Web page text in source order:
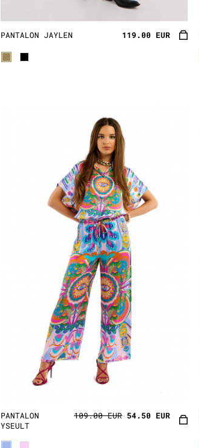
PANTALON JAYLEN 119.00 EUR
PANTALON
YSEULT
109.00 EUR 54.50 EUR